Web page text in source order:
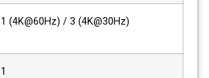
1 (4K@60Hz) / 3 (4K@30Hz)
1